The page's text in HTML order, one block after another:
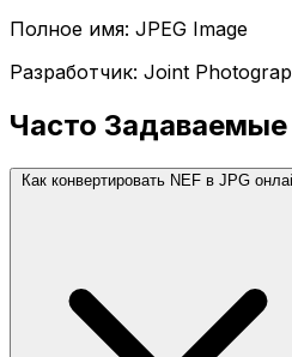
Полное имя: JPEG Image
Разработчик: Joint
Часто
Как конвертировать NEF в JPG